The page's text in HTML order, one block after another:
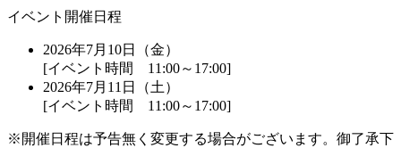
イベント開催日程
2026年7月10日（金）
[イベント時間 11:00～17:00]
2026年7月11日（土）
[イベント時間 11:00～17:00]
※開催日程は予告無く変更する場合がございます。御了承下